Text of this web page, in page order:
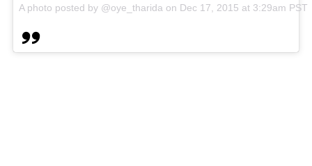
A photo posted by @oye_tharida on Dec 17, 2015 at 3:29am PST